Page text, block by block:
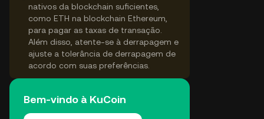
nativos da blockchain suficientes,
como ETH na blockchain Ethereum,
para pagar as taxas de transação.
Além disso, atente-se à derrapagem e
ajuste a tolerância de derrapagem de
acordo com suas preferências.
Bem-vindo à KuCoin